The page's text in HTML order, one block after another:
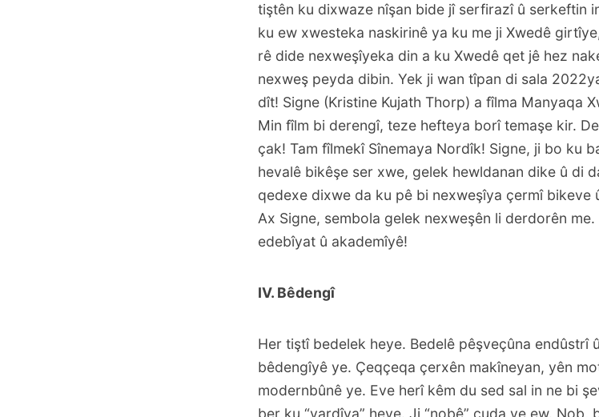
tiştên ku dixwaze nîşan bide jî serfirazî û serkeftin
ku ew xwesteka naskirinê ya ku me ji Xwedê
rê dide nexweşîyeka din a ku Xwedê qet jê hez
nexweş peyda dibin. Yek ji wan tîpan di sala
dît! Signe (Kristine Kujath Thorp) a fîlma Manyaqa
Min fîlm bi derengî, teze hefteya borî temaşe kir.
çak! Tam fîlmekî Sînemaya Nordîk! Signe, ji bo ku
hevalê bikêşe ser xwe, gelek hewldanan dike û di
qedexe dixwe da ku pê bi nexweşîya çermî bikeve
Ax Signe, sembola gelek nexweşên li derdorên
edebîyat û akademîyê!
IV. Bêdengî
Her tiştî bedelek heye. Bedelê pêşveçûna endûstrî
bêdengîyê ye. Çeqçeqa çerxên makîneyan, yên
modernbûnê ye. Eve herî kêm du sed sal in ne bi